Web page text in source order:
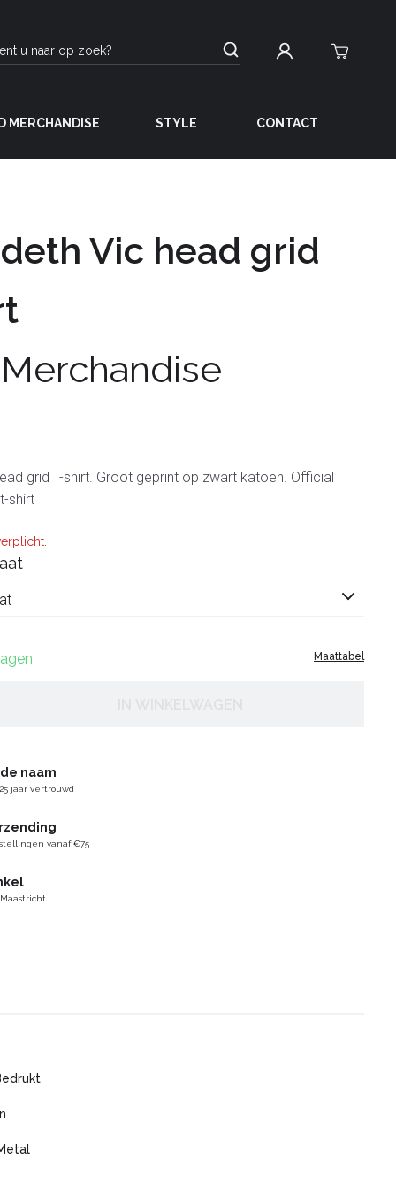
MERCHANDISE STYLE CONTACT
Vic head grid
grid T-shirt. Groot geprint op zwart katoen. Official
shirt
Maattabel
naam
jaar vertrouwd
vanaf €75